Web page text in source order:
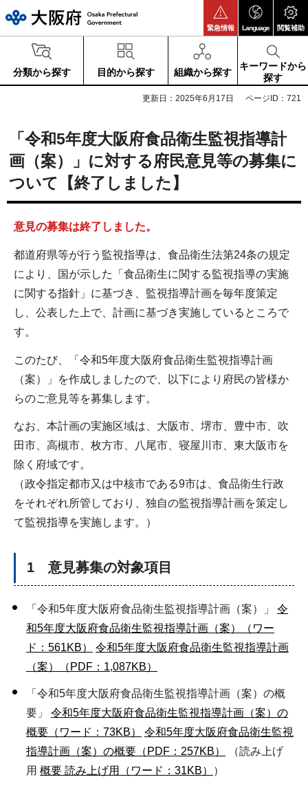
緊急情報 Language 閲覧補助
分類から探す 目的から探す 組織から探す
キーワードから
探す
更新日：2025年6月17日 ページID：721
「令和5年度大阪府食品衛生監視指導計
画（案）」に対する府民意見等の募集に
ついて【終了しました】
意見の募集は終了しました。
都道府県等が行う監視指導は、食品衛生法第24条の規定
により、国が示した「食品衛生に関する監視指導の実施
に関する指針」に基づき、監視指導計画を毎年度策定
し、公表した上で、計画に基づき実施しているところで
す。
このたび、「令和5年度大阪府食品衛生監視指導計画
（案）」を作成しましたので、以下により府民の皆様か
らのご意見等を募集します。
なお、本計画の実施区域は、大阪市、堺市、豊中市、吹
田市、高槻市、枚方市、八尾市、寝屋川市、東大阪市を
除く府域です。
（政令指定都市又は中核市である9市は、食品衛生行政
をそれぞれ所管しており、独自の監視指導計画を策定し
て監視指導を実施します。）
1 意見募集の対象項目
「令和5年度大阪府食品衛生監視指導計画（案）」 令
和5年度大阪府食品衛生監視指導計画（案）（ワー
ド：561KB）
令和5年度大阪府食品衛生監視指導計画
（案）（PDF：1,087KB）
「令和5年度大阪府食品衛生監視指導計画（案）の概
要」 令和5年度大阪府食品衛生監視指導計画（案）の
概要（ワード：73KB）
令和5年度大阪府食品衛生監視
指導計画（案）の概要（PDF：257KB）
（読み上げ
用 概要 読み上げ用（ワード：31KB） ）